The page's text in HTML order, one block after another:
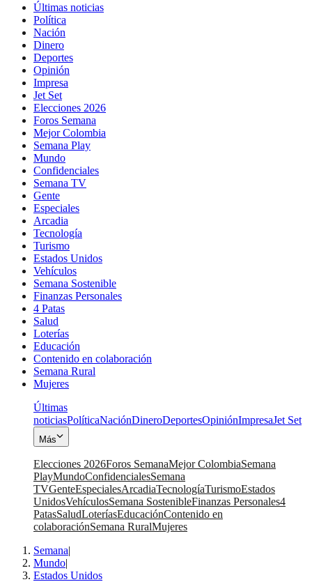
Últimas noticias
Política
Nación
Dinero
Deportes
Opinión
Impresa
Jet Set
Elecciones 2026
Foros Semana
Mejor Colombia
Semana Play
Mundo
Confidenciales
Semana TV
Gente
Especiales
Arcadia
Tecnología
Turismo
Estados Unidos
Vehículos
Semana Sostenible
Finanzas Personales
4 Patas
Salud
Loterías
Educación
Contenido en colaboración
Semana Rural
Mujeres
Últimas
noticiasPolíticaNaciónDineroDeportesOpiniónImpresaJet Set
Más
Elecciones 2026Foros SemanaMejor ColombiaSemana
PlayMundoConfidencialesSemana
TVGenteEspecialesArcadiaTecnologíaTurismoEstados
UnidosVehículosSemana SostenibleFinanzas Personales4
PatasSaludLoteríasEducaciónContenido en
colaboraciónSemana RuralMujeres
Semana|
Mundo|
Estados Unidos